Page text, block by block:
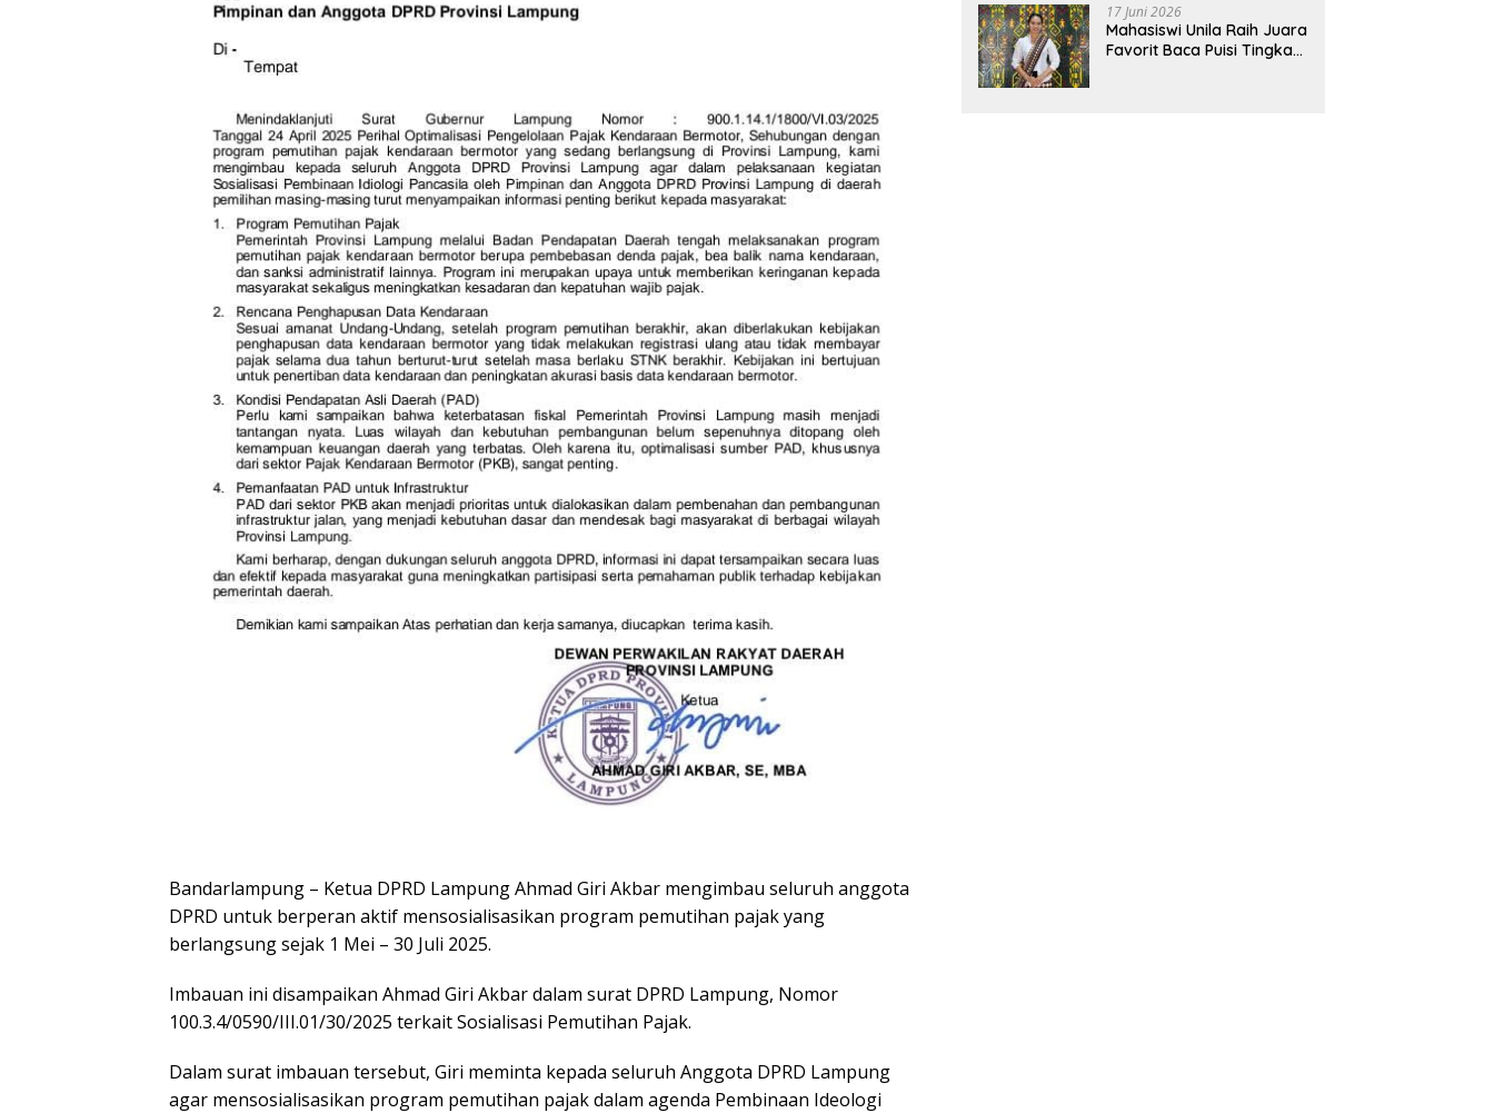
Bandarlampung – Ketua DPRD Lampung Ahmad Giri Akbar mengimbau seluruh anggota
DPRD untuk berperan aktif mensosialisasikan program pemutihan pajak yang
berlangsung sejak 1 Mei – 30 Juli 2025.
Imbauan ini disampaikan Ahmad Giri Akbar dalam surat DPRD Lampung, Nomor
100.3.4/0590/III.01/30/2025 terkait Sosialisasi Pemutihan Pajak.
Dalam surat imbauan tersebut, Giri meminta kepada seluruh Anggota DPRD Lampung
agar mensosialisasikan program pemutihan pajak dalam agenda Pembinaan Ideologi
17 Juni 2026
Mahasiswi Unila Raih Juara
Favorit Baca Puisi Tingkat